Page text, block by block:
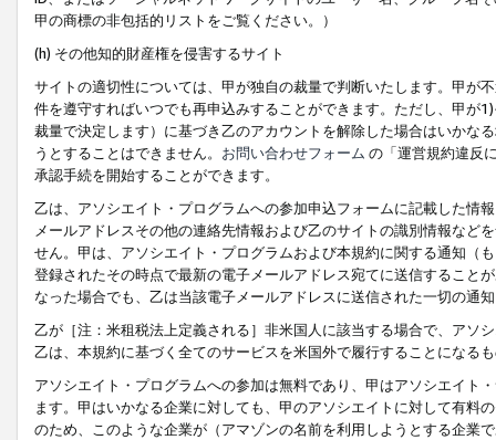
甲の商標の非包括的リストをご覧ください。）
(h) その他知的財産権を侵害するサイト
サイトの適切性については、甲が独自の裁量で判断いたします。甲が
件を遵守すればいつでも再申込みすることができます。ただし、甲が
裁量で決定します）に基づき乙のアカウントを解除した場合はいかな
うとすることはできません。 お問い合わせフォーム の「運営規約違反
承認手続を開始することができます。
乙は、アソシエイト・プログラムへの参加申込フォームに記載した情
メールアドレスその他の連絡先情報および乙のサイトの識別情報など
せん。甲は、アソシエイト・プログラムおよび本規約に関する通知（
登録されたその時点で最新の電子メールアドレス宛てに送信すること
なった場合でも、乙は当該電子メールアドレスに送信された一切の通
乙が［注：米租税法上定義される］非米国人に該当する場合で、アソ
乙は、本規約に基づく全てのサービスを米国外で履行することになる
アソシエイト・プログラムへの参加は無料であり、甲はアソシエイト
ます。甲はいかなる企業に対しても、甲のアソシエイトに対して有料
のため、このような企業が（アマゾンの名前を利用しようとする企業